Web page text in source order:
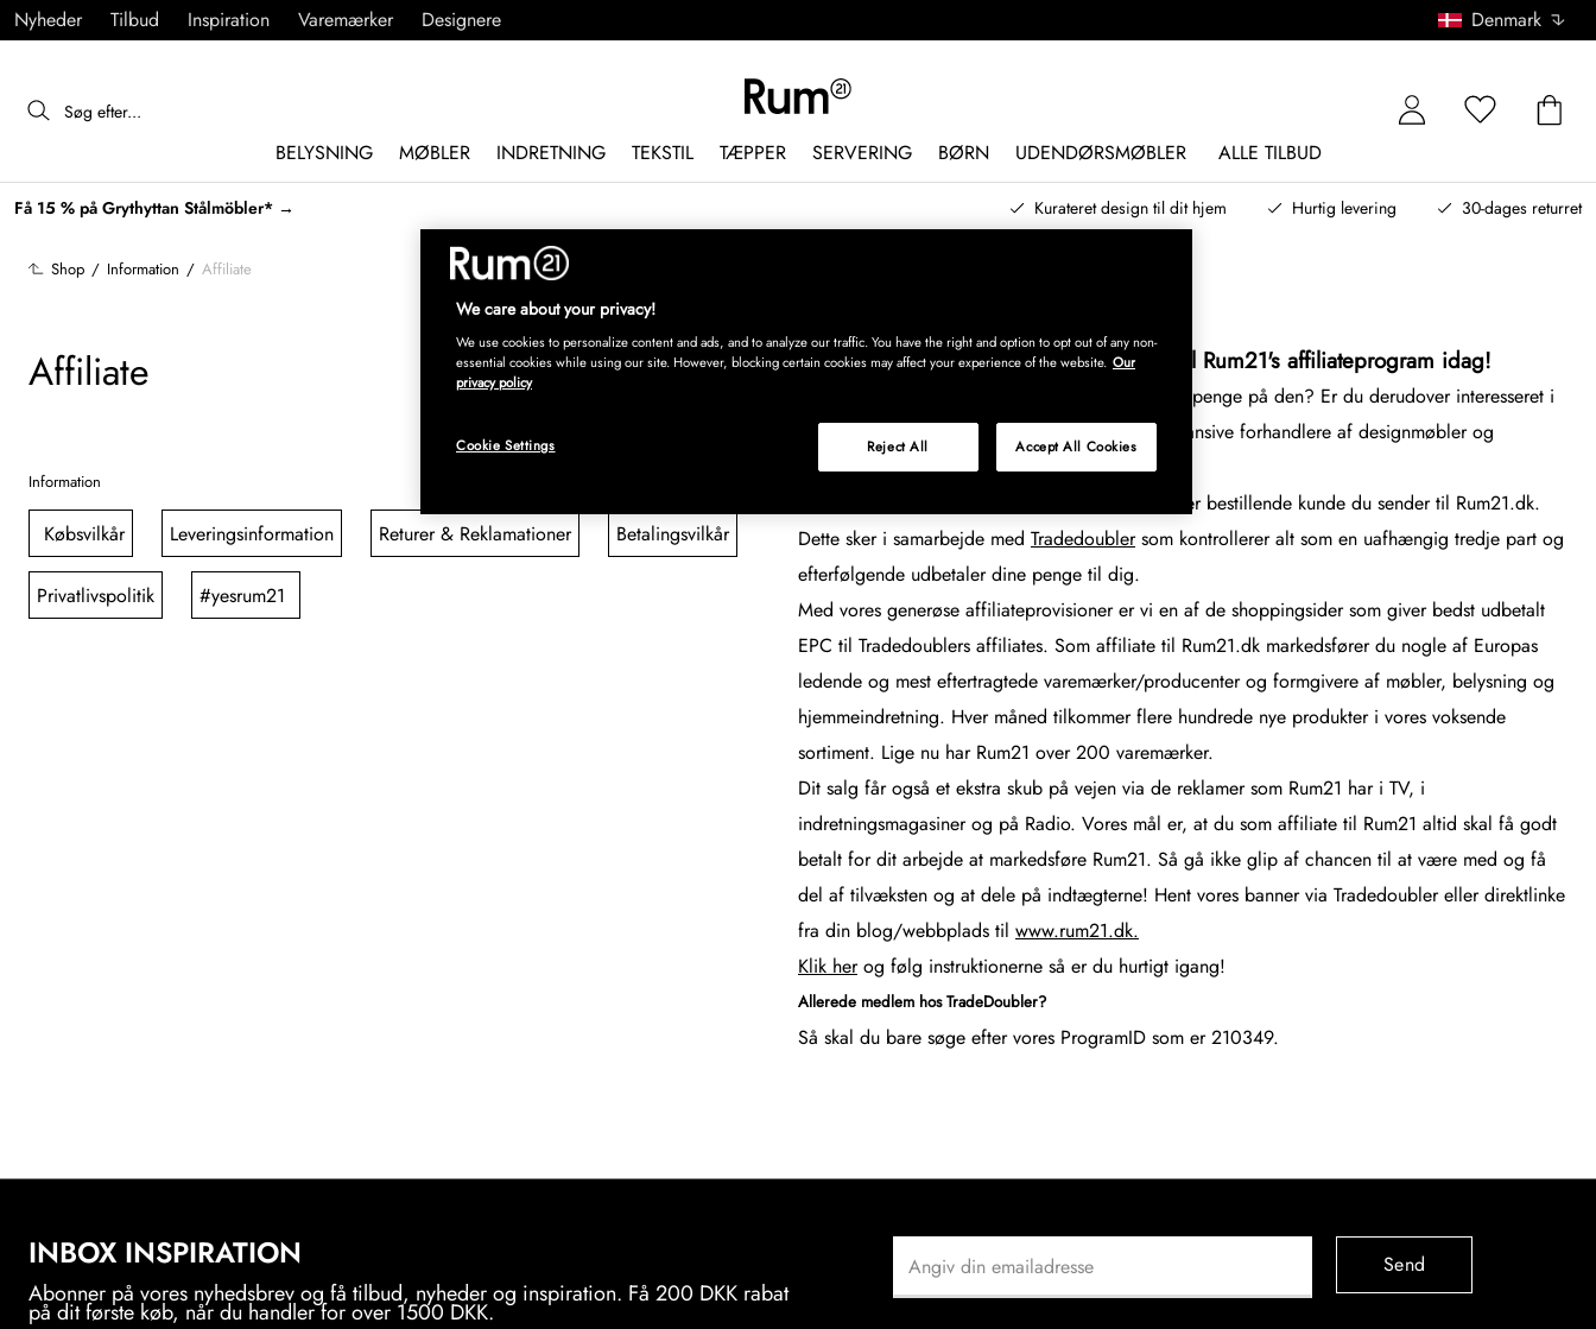
Nyheder Tilbud Inspiration Varemærker Designere Denmark
BELYSNING MØBLER INDRETNING TEKSTIL TÆPPER SERVERING BØRN UDENDØRSMØBLER ALLE TILBUD
Få 15 % på Grythyttan Stålmöbler* → Kurateret design til dit hjem Hurtig levering 30-dages returret
Shop / Information / Affiliate
Affiliate
Information
Købsvilkår Leveringsinformation Returer & Reklamationer Betalingsvilkår
Privatlivspolitik #yesrum21
Tjen penge gennem Rum21.dk - Ansøg til Rum21's affiliateprogram idag!
Har du en hjemmeside eller en blog, og vil tjene penge på den? Er du derudover interesseret i
at linke til en af Danmarks ledende og mest ekspansive forhandlere af designmøbler og
indretningsdetaljer på nettet?
Vi betaler op til 12% af hele ordrebeløbet for hver bestillende kunde du sender til Rum21.dk.
Dette sker i samarbejde med Tradedoublersom kontrollerer alt som en uafhængig tredje part og
efterfølgende udbetaler dine penge til dig.
Med vores generøse affiliateprovisioner er vi en af de shoppingsider som giver bedst udbetalt
EPC til Tradedoublers affiliates. Som affiliate til Rum21.dk markedsfører du nogle af Europas
ledende og mest eftertragtede varemærker/producenter og formgivere af møbler, belysning og
hjemmeindretning. Hver måned tilkommer flere hundrede nye produkter i vores voksende
sortiment. Lige nu har Rum21 over 200 varemærker.
Dit salg får også et ekstra skub på vejen via de reklamer som Rum21 har i TV, i
indretningsmagasiner og på Radio. Vores mål er, at du som affiliate til Rum21 altid skal få godt
betalt for dit arbejde at markedsføre Rum21. Så gå ikke glip af chancen til at være med og få
del af tilvæksten og at dele på indtægterne! Hent vores banner via Tradedoubler eller direktlinke
fra din blog/webbplads til www.rum21.dk.
Klik herog følg instruktionerne så er du hurtigt igang!
Allerede medlem hos TradeDoubler?
Så skal du bare søge efter vores ProgramID som er 210349.
INBOX INSPIRATION
Abonner på vores nyhedsbrev og få tilbud, nyheder og inspiration. Få 200 DKK rabat
på dit første køb, når du handler for over 1500 DKK.
Send
We care about your privacy!
We use cookies to personalize content and ads, and to analyze our traffic. You have the right and option to opt out of any non-
essential cookies while using our site. However, blocking certain cookies may affect your experience of the website. Our
privacy policy
Reject All Accept All Cookies
Cookie Settings